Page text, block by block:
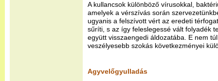
A kullancsok különböző vírusokkal,
amelyek a vérszívás során
ugyanis a felszívott vért az eredeti
sűríti, s az így feleslegessé vált folyadék
együtt visszaengedi áldozatába. E nem
veszélyesebb szokás következményei
Agyvelőgyulladás